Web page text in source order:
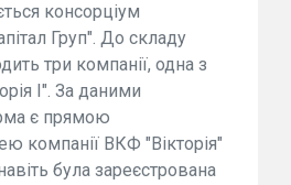
консорціум
Груп". До складу
три компанії, одна з
І". За даними
є прямою
компанії ВКФ "Вікторія"
була зареєстрована